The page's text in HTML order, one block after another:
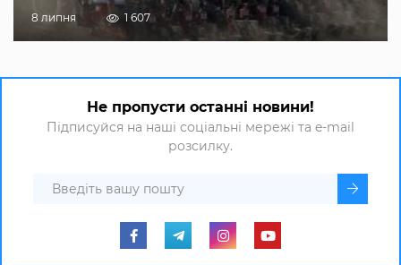
8 липня 1 607
Не пропусти останні новини!
Підписуйся на наші соціальні мережі та e-mail
розсилку.